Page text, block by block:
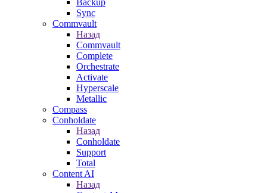
Backup
Sync
Commvault
Назад
Commvault
Complete
Orchestrate
Activate
Hyperscale
Metallic
Compass
Conholdate
Назад
Conholdate
Support
Total
Content AI
Назад